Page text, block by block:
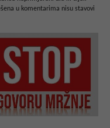
u komentarima nisu stavovi